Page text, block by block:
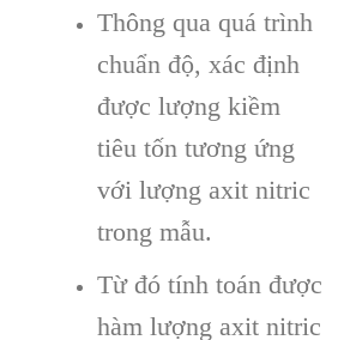
Thông qua quá trình
chuẩn độ, xác định
được lượng kiềm
tiêu tốn tương ứng
với lượng axit nitric
trong mẫu.
Từ đó tính toán được
hàm lượng axit nitric